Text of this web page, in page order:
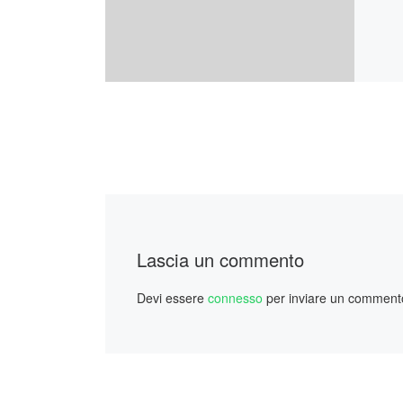
Lascia un commento
Devi essereconnesso per inviare un